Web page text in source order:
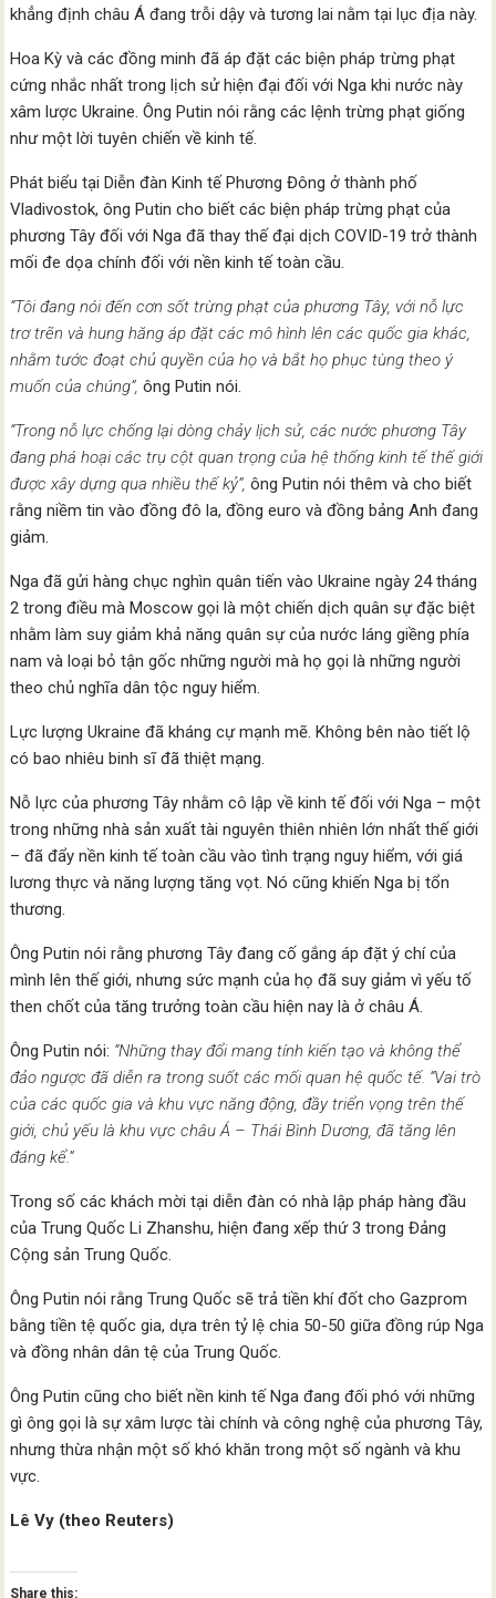
khẳng định châu Á đang trỗi dậy và tương lai nằm tại lục địa này.
Hoa Kỳ và các đồng minh đã áp đặt các biện pháp trừng phạt
cứng nhắc nhất trong lịch sử hiện đại đối với Nga khi nước này
xâm lược Ukraine. Ông Putin nói rằng các lệnh trừng phạt giống
như một lời tuyên chiến về kinh tế.
Phát biểu tại Diễn đàn Kinh tế Phương Đông ở thành phố
Vladivostok, ông Putin cho biết các biện pháp trừng phạt của
phương Tây đối với Nga đã thay thế đại dịch COVID-19 trở thành
mối đe dọa chính đối với nền kinh tế toàn cầu.
“Tôi đang nói đến cơn sốt trừng phạt của phương Tây, với nỗ lực
trơ trẽn và hung hăng áp đặt các mô hình lên các quốc gia khác,
nhằm tước đoạt chủ quyền của họ và bắt họ phục tùng theo ý
muốn của chúng”,ông Putin nói.
“Trong nỗ lực chống lại dòng chảy lịch sử, các nước phương Tây
đang phá hoại các trụ cột quan trọng của hệ thống kinh tế thế giới
được xây dựng qua nhiều thế kỷ”,ông Putin nói thêm và cho biết
rằng niềm tin vào đồng đô la, đồng euro và đồng bảng Anh đang
giảm.
Nga đã gửi hàng chục nghìn quân tiến vào Ukraine ngày 24 tháng
2 trong điều mà Moscow gọi là một chiến dịch quân sự đặc biệt
nhằm làm suy giảm khả năng quân sự của nước láng giềng phía
nam và loại bỏ tận gốc những người mà họ gọi là những người
theo chủ nghĩa dân tộc nguy hiểm.
Lực lượng Ukraine đã kháng cự mạnh mẽ. Không bên nào tiết lộ
có bao nhiêu binh sĩ đã thiệt mạng.
Nỗ lực của phương Tây nhằm cô lập về kinh tế đối với Nga – một
trong những nhà sản xuất tài nguyên thiên nhiên lớn nhất thế giới
– đã đẩy nền kinh tế toàn cầu vào tình trạng nguy hiểm, với giá
lương thực và năng lượng tăng vọt. Nó cũng khiến Nga bị tổn
thương.
Ông Putin nói rằng phương Tây đang cố gắng áp đặt ý chí của
mình lên thế giới, nhưng sức mạnh của họ đã suy giảm vì yếu tố
then chốt của tăng trưởng toàn cầu hiện nay là ở châu Á.
Ông Putin nói: “Những thay đổi mang tính kiến ​​tạo và không thể
đảo ngược đã diễn ra trong suốt các mối quan hệ quốc tế. “Vai trò
của các quốc gia và khu vực năng động, đầy triển vọng trên thế
giới, chủ yếu là khu vực châu Á – Thái Bình Dương, đã tăng lên
đáng kể.”
Trong số các khách mời tại diễn đàn có nhà lập pháp hàng đầu
của Trung Quốc Li Zhanshu, hiện đang xếp thứ 3 trong Đảng
Cộng sản Trung Quốc.
Ông Putin nói rằng Trung Quốc sẽ trả tiền khí đốt cho Gazprom
bằng tiền tệ quốc gia, dựa trên tỷ lệ chia 50-50 giữa đồng rúp Nga
và đồng nhân dân tệ của Trung Quốc.
Ông Putin cũng cho biết nền kinh tế Nga đang đối phó với những
gì ông gọi là sự xâm lược tài chính và công nghệ của phương Tây,
nhưng thừa nhận một số khó khăn trong một số ngành và khu
vực.
Lê Vy (theo Reuters)
Share this: